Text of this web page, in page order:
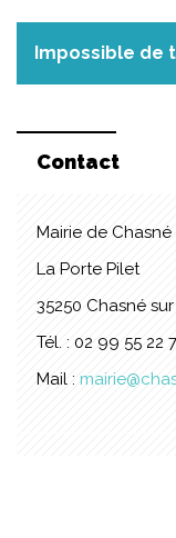
Impossible de
Contact
Mairie de
La Porte Pilet
35250 Chasné
Tél. : 02 99 55 22
Mail :